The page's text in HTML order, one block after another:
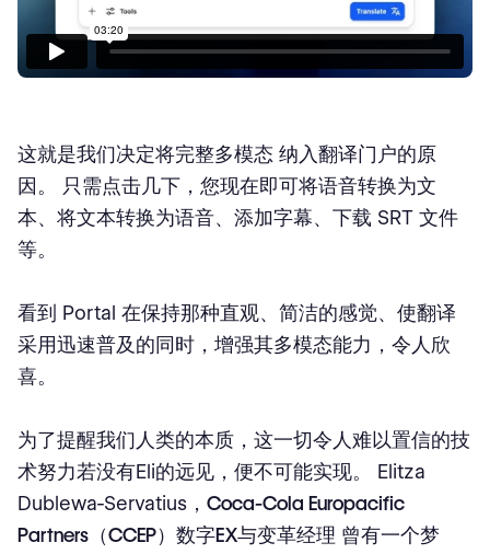
这就是我们决定将完整多模态 纳入翻译门户的原
因。 只需点击几下，您现在即可将语音转换为文
本、将文本转换为语音、添加字幕、下载 SRT 文件
等。
看到 Portal 在保持那种直观、简洁的感觉、使翻译
采用迅速普及的同时，增强其多模态能力，令人欣
喜。
为了提醒我们人类的本质，这一切令人难以置信的技
术努力若没有Eli的远见，便不可能实现。 Elitza
Dublewa-Servatius， Coca-Cola Europacific
Partners（CCEP）数字EX与变革经理 曾有一个梦